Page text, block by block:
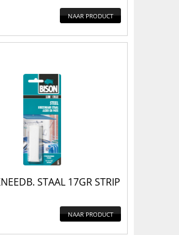
NAAR PRODUCT
STAAL 17GR STRIP
NAAR PRODUCT